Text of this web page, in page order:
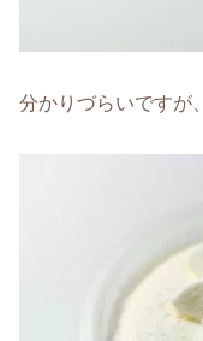
分かりづらいですが、